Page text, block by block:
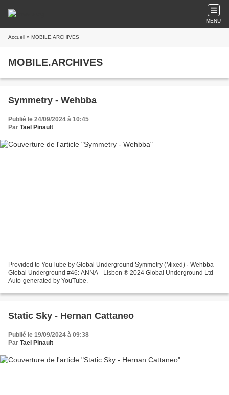
MENU
Accueil » MOBILE.ARCHIVES
MOBILE.ARCHIVES
Symmetry - Wehbba
Publié le 24/09/2024 à 10:45
Par Tael Pinault
Provided to YouTube by Global Underground Symmetry (Mixed) · Wehbba
Global Underground #46: ANNA - Lisbon ℗ 2024 Global Underground Ltd
Auto-generated by YouTube.
Static Sky - Hernan Cattaneo
Publié le 19/09/2024 à 09:38
Par Tael Pinault